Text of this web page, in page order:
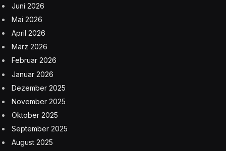
Juni 2026
Mai 2026
April 2026
März 2026
Februar 2026
Januar 2026
Dezember 2025
November 2025
Oktober 2025
September 2025
August 2025